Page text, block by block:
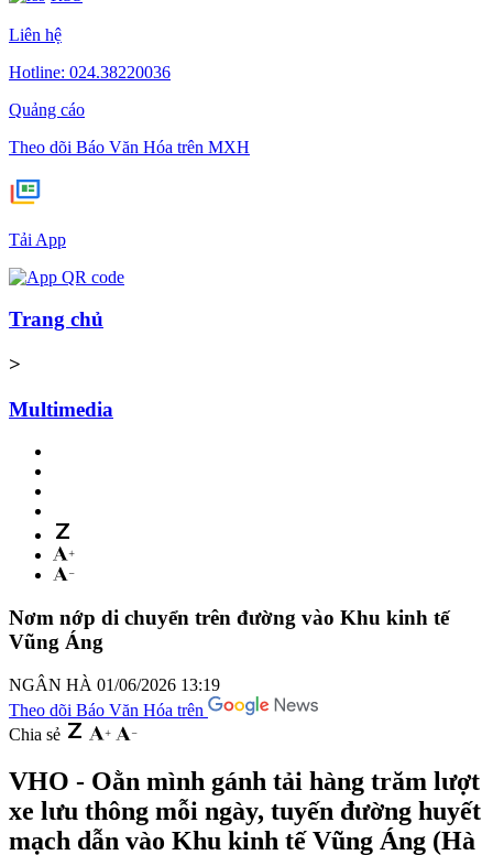
Liên hệ
Hotline: 024.38220036
Quảng cáo
Theo dõi Báo Văn Hóa trên MXH
Tải App
Trang chủ
>
Multimedia
Nơm nớp di chuyển trên đường vào Khu kinh tế
Vũng Áng
NGÂN HÀ 01/06/2026 13:19
Theo dõi Báo Văn Hóa trên
Chia sẻ
VHO - Oằn mình gánh tải hàng trăm lượt
xe lưu thông mỗi ngày, tuyến đường huyết
mạch dẫn vào Khu kinh tế Vũng Áng (Hà